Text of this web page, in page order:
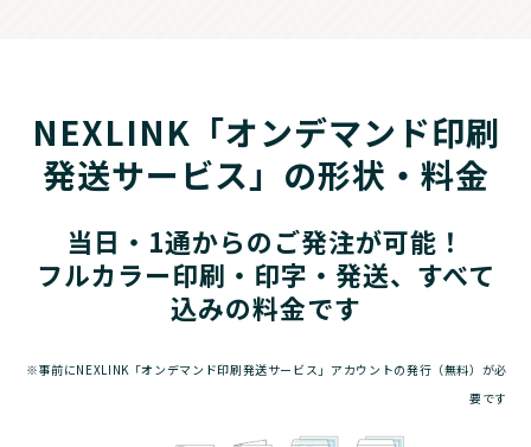
NEXLINK「オンデマンド印刷
発送サービス」の形状・料金
当日・1通からのご発注が可能！
フルカラー印刷・印字・発送、すべて
込みの料金です
※事前にNEXLINK「オンデマンド印刷発送サービス」アカウントの発行（無料）が必
要です